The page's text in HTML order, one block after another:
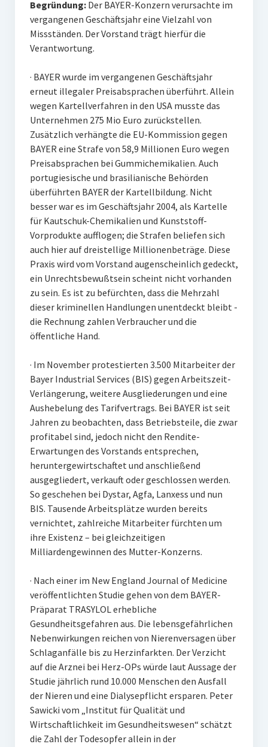
Begründung:Der BAYER-Konzern verursachte im
vergangenen Geschäftsjahr eine Vielzahl von
Missständen. Der Vorstand trägt hierfür die
Verantwortung.
· BAYER wurde im vergangenen Geschäftsjahr
erneut illegaler Preisabsprachen überführt. Allein
wegen Kartellverfahren in den USA musste das
Unternehmen 275 Mio Euro zurückstellen.
Zusätzlich verhängte die EU-Kommission gegen
BAYER eine Strafe von 58,9 Millionen Euro wegen
Preisabsprachen bei Gummichemikalien. Auch
portugiesische und brasilianische Behörden
überführten BAYER der Kartellbildung. Nicht
besser war es im Geschäftsjahr 2004, als Kartelle
für Kautschuk-Chemikalien und Kunststoff-
Vorprodukte aufflogen; die Strafen beliefen sich
auch hier auf dreistellige Millionenbeträge. Diese
Praxis wird vom Vorstand augenscheinlich gedeckt,
ein Unrechtsbewußtsein scheint nicht vorhanden
zu sein. Es ist zu befürchten, dass die Mehrzahl
dieser kriminellen Handlungen unentdeckt bleibt -
die Rechnung zahlen Verbraucher und die
öffentliche Hand.
· Im November protestierten 3.500 Mitarbeiter der
Bayer Industrial Services (BIS) gegen Arbeitszeit-
Verlängerung, weitere Ausgliederungen und eine
Aushebelung des Tarifvertrags. Bei BAYER ist seit
Jahren zu beobachten, dass Betriebsteile, die zwar
profitabel sind, jedoch nicht den Rendite-
Erwartungen des Vorstands entsprechen,
heruntergewirtschaftet und anschließend
ausgegliedert, verkauft oder geschlossen werden.
So geschehen bei Dystar, Agfa, Lanxess und nun
BIS. Tausende Arbeitsplätze wurden bereits
vernichtet, zahlreiche Mitarbeiter fürchten um
ihre Existenz – bei gleichzeitigen
Milliardengewinnen des Mutter-Konzerns.
· Nach einer im New England Journal of Medicine
veröffentlichten Studie gehen von dem BAYER-
Präparat TRASYLOL erhebliche
Gesundheitsgefahren aus. Die lebensgefährlichen
Nebenwirkungen reichen von Nierenversagen über
Schlaganfälle bis zu Herzinfarkten. Der Verzicht
auf die Arznei bei Herz-OPs würde laut Aussage der
Studie jährlich rund 10.000 Menschen den Ausfall
der Nieren und eine Dialysepflicht ersparen. Peter
Sawicki vom „Institut für Qualität und
Wirtschaftlichkeit im Gesundheitswesen“ schätzt
die Zahl der Todesopfer allein in der